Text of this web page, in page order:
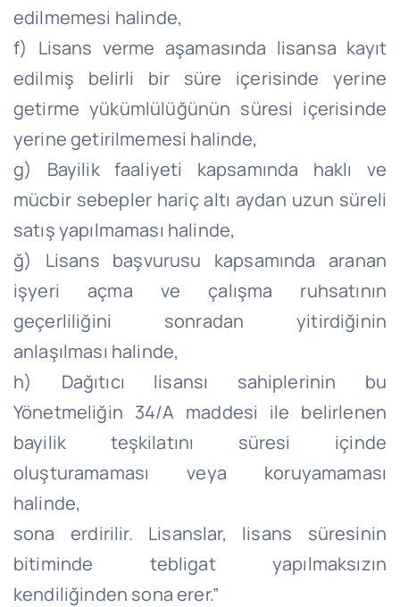
edilmemesi halinde,
f) Lisans verme aşamasında lisansa kayıt
edilmiş belirli bir süre içerisinde yerine
getirme yükümlülüğünün süresi içerisinde
yerine getirilmemesi halinde,
g) Bayilik faaliyeti kapsamında haklı ve
mücbir sebepler hariç altı aydan uzun süreli
satış yapılmaması halinde,
ğ) Lisans başvurusu kapsamında aranan
işyeri açma ve çalışma ruhsatının
geçerliliğini sonradan yitirdiğinin
anlaşılması halinde,
h) Dağıtıcı lisansı sahiplerinin bu
Yönetmeliğin 34/A maddesi ile belirlenen
bayilik teşkilatını süresi içinde
oluşturamaması veya koruyamaması
halinde,
sona erdirilir. Lisanslar, lisans süresinin
bitiminde tebligat yapılmaksızın
kendiliğinden sona erer.”